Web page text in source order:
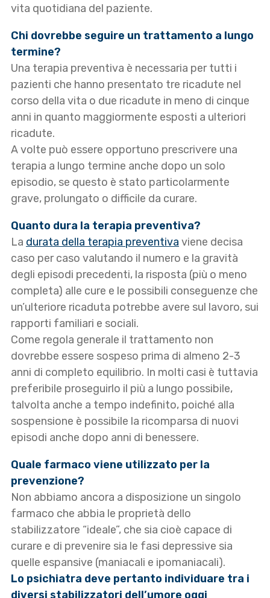
vita quotidiana del paziente.
Chi dovrebbe seguire un trattamento a lungo
termine?
Una terapia preventiva è necessaria per tutti i
pazienti che hanno presentato tre ricadute nel
corso della vita o due ricadute in meno di cinque
anni in quanto maggiormente esposti a ulteriori
ricadute.
A volte può essere opportuno prescrivere una
terapia a lungo termine anche dopo un solo
episodio, se questo è stato particolarmente
grave, prolungato o difficile da curare.
Quanto dura la terapia preventiva?
La durata della terapia preventiva viene decisa
caso per caso valutando il numero e la gravità
degli episodi precedenti, la risposta (più o meno
completa) alle cure e le possibili conseguenze che
un’ulteriore ricaduta potrebbe avere sul lavoro, sui
rapporti familiari e sociali.
Come regola generale il trattamento non
dovrebbe essere sospeso prima di almeno 2-3
anni di completo equilibrio. In molti casi è tuttavia
preferibile proseguirlo il più a lungo possibile,
talvolta anche a tempo indefinito, poiché alla
sospensione è possibile la ricomparsa di nuovi
episodi anche dopo anni di benessere.
Quale farmaco viene utilizzato per la
prevenzione?
Non abbiamo ancora a disposizione un singolo
farmaco che abbia le proprietà dello
stabilizzatore “ideale”, che sia cioè capace di
curare e di prevenire sia le fasi depressive sia
quelle espansive (maniacali e ipomaniacali).
Lo psichiatra deve pertanto individuare tra i
diversi stabilizzatori dell’umore oggi